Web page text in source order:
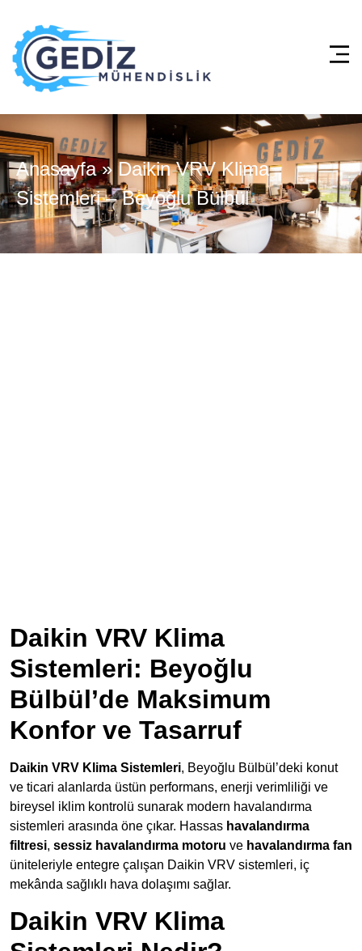
Anasayfa»Daikin VRV Klima
Sistemleri – Beyoğlu Bülbül
Daikin VRV Klima
Sistemleri: Beyoğlu
Bülbül’de Maksimum
Konfor ve Tasarruf
Daikin VRV Klima Sistemleri, Beyoğlu Bülbül’deki konut
ve ticari alanlarda üstün performans, enerji verimliliği ve
bireysel iklim kontrolü sunarak modern havalandırma
sistemleri arasında öne çıkar. Hassas havalandırma
filtresi, sessiz havalandırma motoru ve havalandırma fan
üniteleriyle entegre çalışan Daikin VRV sistemleri, iç
mekânda sağlıklı hava dolaşımı sağlar.
Daikin VRV Klima